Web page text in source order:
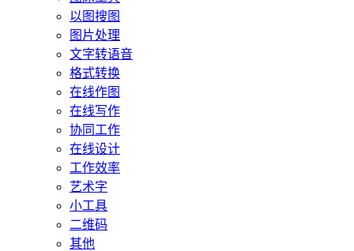
以图搜图
图片处理
文字转语音
格式转换
在线作图
在线写作
协同工作
在线设计
工作效率
艺术字
小工具
二维码
其他